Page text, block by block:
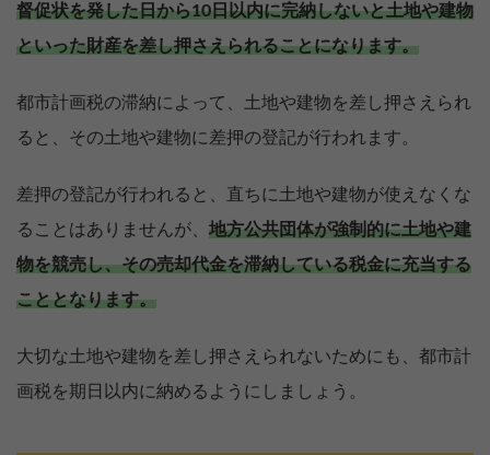
督促状を発した日から10日以内に完納しないと土地や建物
といった財産を差し押さえられることになります。
都市計画税の滞納によって、土地や建物を差し押さえられ
ると、その土地や建物に差押の登記が行われます。
差押の登記が行われると、直ちに土地や建物が使えなくな
ることはありませんが、 地方公共団体が強制的に土地や建
物を競売し、その売却代金を滞納している税金に充当する
こととなります。
大切な土地や建物を差し押さえられないためにも、都市計
画税を期日以内に納めるようにしましょう。